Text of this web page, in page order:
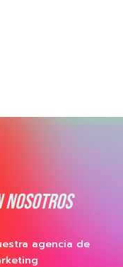
agencia de